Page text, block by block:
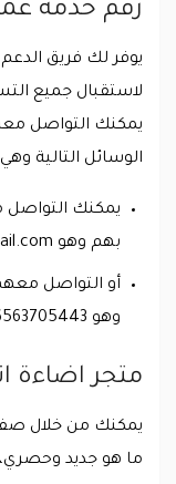
رقم خدمة
يوفر لك فريق
لاستقبال جميع
يمكنك التواصل
الوسائل التالية
يمكنك التواصل
بهم وهو
أو التواصل
وهو 966563705443.
متجر اضاءة
يمكنك من خلال
ما هو جديد